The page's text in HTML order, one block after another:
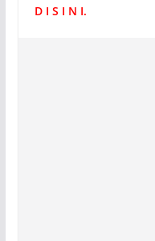
D I S I N I.